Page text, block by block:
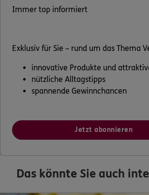
Immer top informiert
Exklusiv für Sie – rund um das Thema
innovative Produkte und
nützliche Alltagstipps
spannende Gewinnchancen
Jetzt abonnieren
Das könnte Sie auch